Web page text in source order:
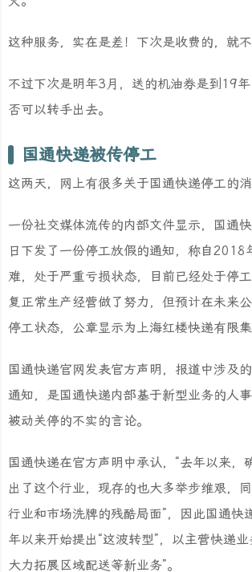
这种服务，实在是差！下次是收费的，就不
不过下次是明年3月，送的机油券是到19
否可以转手出去。
国通快递被传停工
这两天，网上有很多关于国通快递停工的消
一份社交媒体流传的内部文件显示，国通
日下发了一份停工放假的通知，称自2018
难，处于严重亏损状态，目前已经处于停
复正常生产经营做了努力，但预计在未来
停工状态，公章显示为上海红楼快递有限集
国通快递官网发表官方声明，报道中涉及
通知，是国通快递内部基于新型业务的人
被动关停的不实的言论。
国通快递在官方声明中承认，“去年以来，
出了这个行业，现存的也大多举步维艰，
行业和市场洗牌的残酷局面”，因此国通快
年以来开始提出“这波转型”，以主营快递业
大力拓展区域配送等新业务”。